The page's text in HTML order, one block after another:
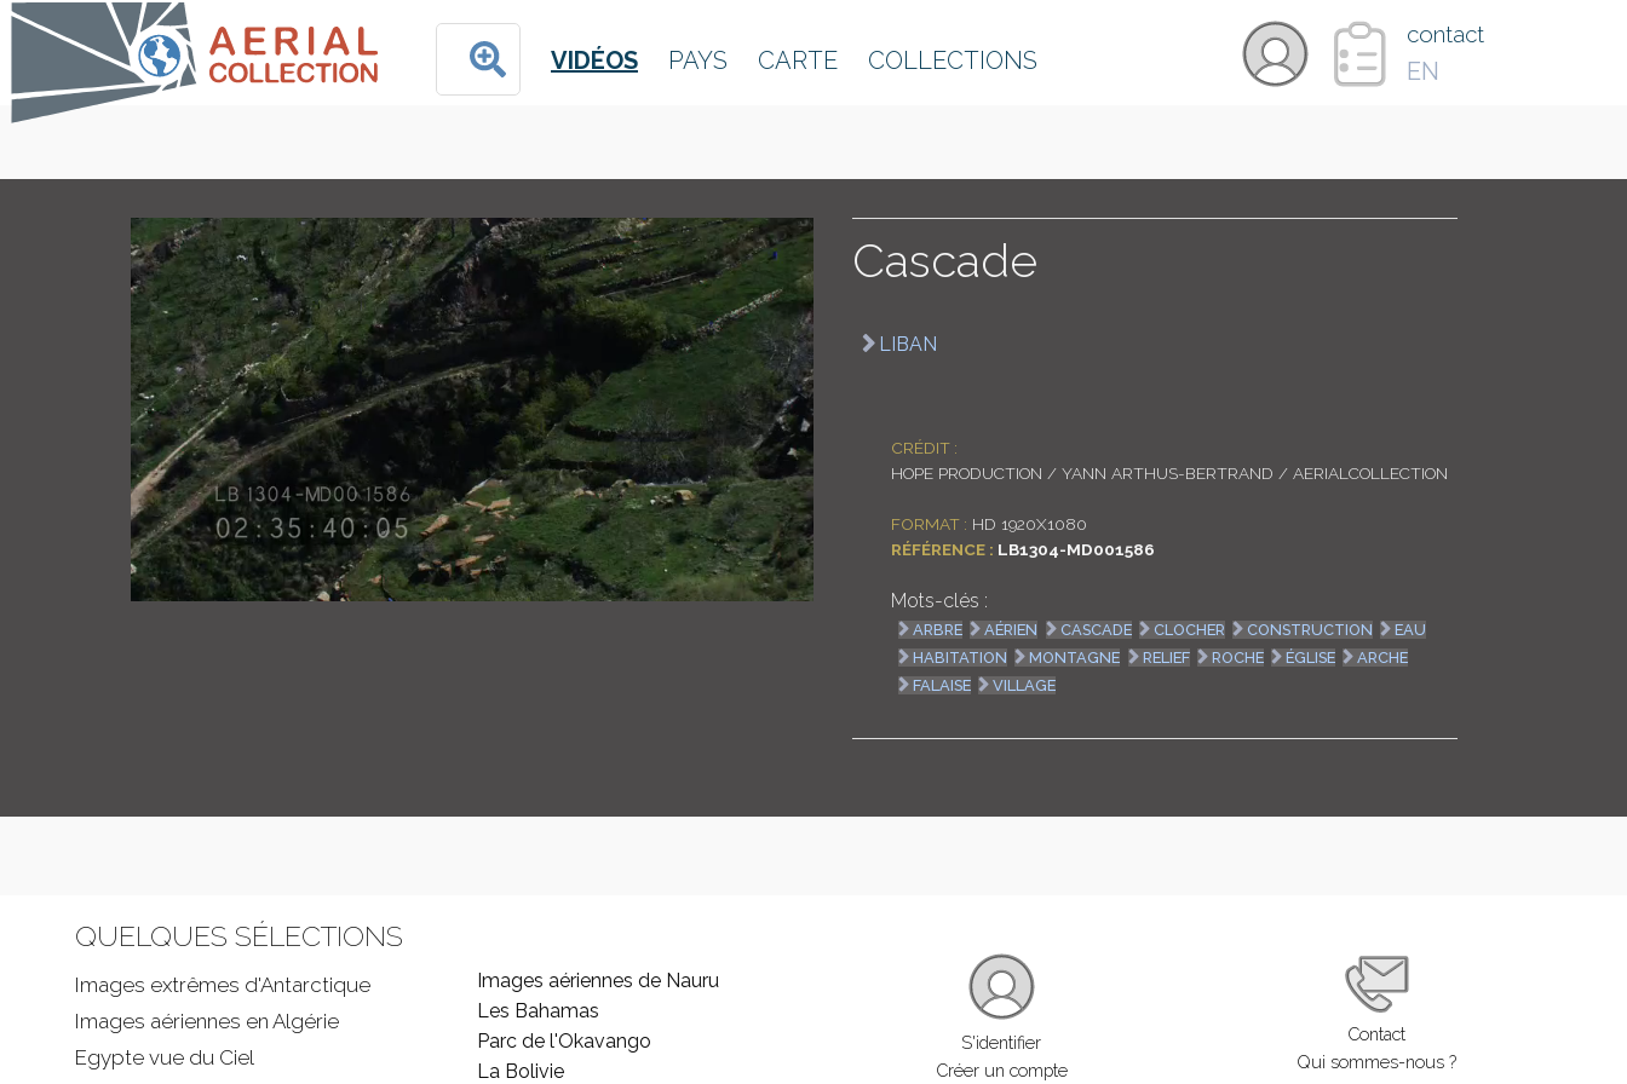
VIDÉOS PAYS CARTE COLLECTIONS
contact
EN
Cascade
LIBAN
CRÉDIT :
HOPE PRODUCTION / YANN ARTHUS-BERTRAND / AERIALCOLLECTION
FORMAT : HD 1920X1080
RÉFÉRENCE : LB1304-MD001586
Mots-clés :
ARBRE AÉRIEN CASCADE CLOCHER CONSTRUCTION
EAU
HABITATION
MONTAGNE RELIEF ROCHE ÉGLISE
ARCHE
FALAISE
VILLAGE
QUELQUES SÉLECTIONS
Images extrêmes d'Antarctique
Images aériennes en Algérie
Egypte vue du Ciel
Images aériennes de Nauru
Les Bahamas
Parc de l'Okavango
La Bolivie
S'identifier
Créer un compte
Contact
Qui sommes-nous ?